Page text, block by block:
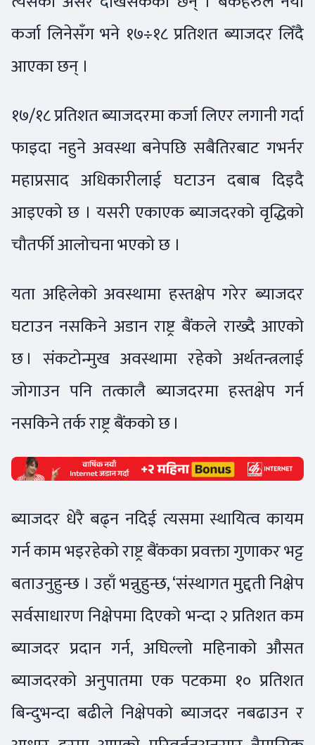
कर्जा लिनेसँग भने १७÷१८ प्रतिशत ब्याजदर लिँदै
आएका छन् ।
१७/१८ प्रतिशत ब्याजदरमा कर्जा लिएर लगानी गर्दा
फाइदा नहुने अवस्था बनेपछि सबैतिरबाट गभर्नर
महाप्रसाद अधिकारीलाई घटाउन दबाब दिइदै
आइएको छ । यसरी एकाएक ब्याजदरको वृद्धिको
चौतर्फी आलोचना भएको छ ।
यता अहिलेको अवस्थामा हस्तक्षेप गरेर ब्याजदर
घटाउन नसकिने अडान राष्ट्र बैंकले राख्दै आएको
छ । संकटोन्मुख अवस्थामा रहेको अर्थतन्त्रलाई
जोगाउन पनि तत्कालै ब्याजदरमा हस्तक्षेप गर्न
नसकिने तर्क राष्ट्र बैंकको छ ।
ब्याजदर धेरै बढ्न नदिई त्यसमा स्थायित्व कायम
गर्न काम भइरहेको राष्ट्र बैंकका प्रवक्ता गुणाकर भट्ट
बताउनुहुन्छ । उहाँ भन्नुहुन्छ, ‘संस्थागत मुद्दती निक्षेप
सर्वसाधारण निक्षेपमा दिएको भन्दा २ प्रतिशत कम
ब्याजदर प्रदान गर्न, अघिल्लो महिनाको औसत
ब्याजदरको अनुपातमा एक पटकमा १० प्रतिशत
बिन्दुभन्दा बढीले निक्षेपको ब्याजदर नबढाउन र